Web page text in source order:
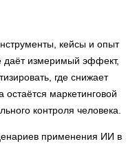
кейсы и опыт
даёт измеримый эффект,
где снижает
остаётся маркетинговой
контроля человека.
применения ИИ в